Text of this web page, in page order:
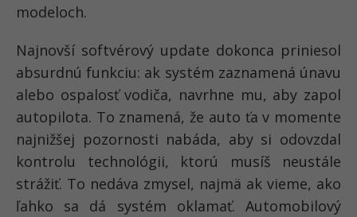
modeloch.
Najnovší softvérový update dokonca priniesol
absurdnú funkciu: ak systém zaznamená únavu
alebo ospalosť vodiča, navrhne mu, aby zapol
autopilota. To znamená, že auto ťa v momente
najnižšej pozornosti nabáda, aby si odovzdal
kontrolu technológii, ktorú musíš neustále
strážiť. To nedáva zmysel, najmä ak vieme, ako
ľahko sa dá systém oklamať. Automobilový